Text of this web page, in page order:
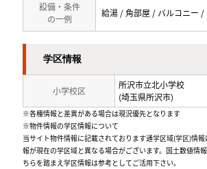
設備・条件
の一例
給湯 / 角部屋 / バルコニー
学区情報
小学校区
所沢市立北小学校
(埼玉県所沢市)
※各種情報と差異がある場合は現況優先となります
※物件情報の学区情報について
当サイト物件情報に記載されております通学区域(学区)情
報が現在の学区域と異なる場合がございます。国土数値情
ちらを踏まえ学区情報は参考としてご活用下さい。